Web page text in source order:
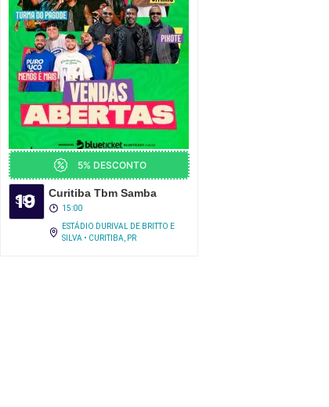
5% DESCONTO
19
SET Curitiba Tbm Samba
15:00
ESTÁDIO DURIVAL DE BRITTO E
SILVA • CURITIBA, PR